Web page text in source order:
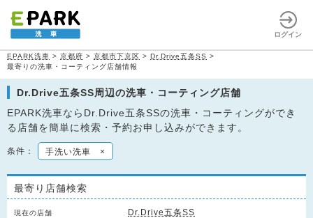
ログイン
EPARK洗車 > 京都府 > 京都市下京区 > Dr.Drive五条SS >
最寄りの洗車・コーティング店舗情報
Dr.Drive五条SS周辺の洗車・コーティング店舗
EPARK洗車ならDr.Drive五条SSの洗車・コーティングができ
る店舗を簡単に検索・予約お申し込みができます。
条件： 手洗い洗車 ×
最寄り店舗検索
現在の店舗 Dr.Drive五条SS